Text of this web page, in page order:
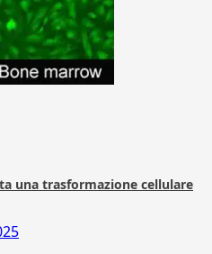
una trasformazione cellulare